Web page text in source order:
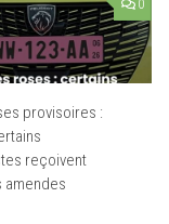
0
provisoires :
reçoivent
amendes